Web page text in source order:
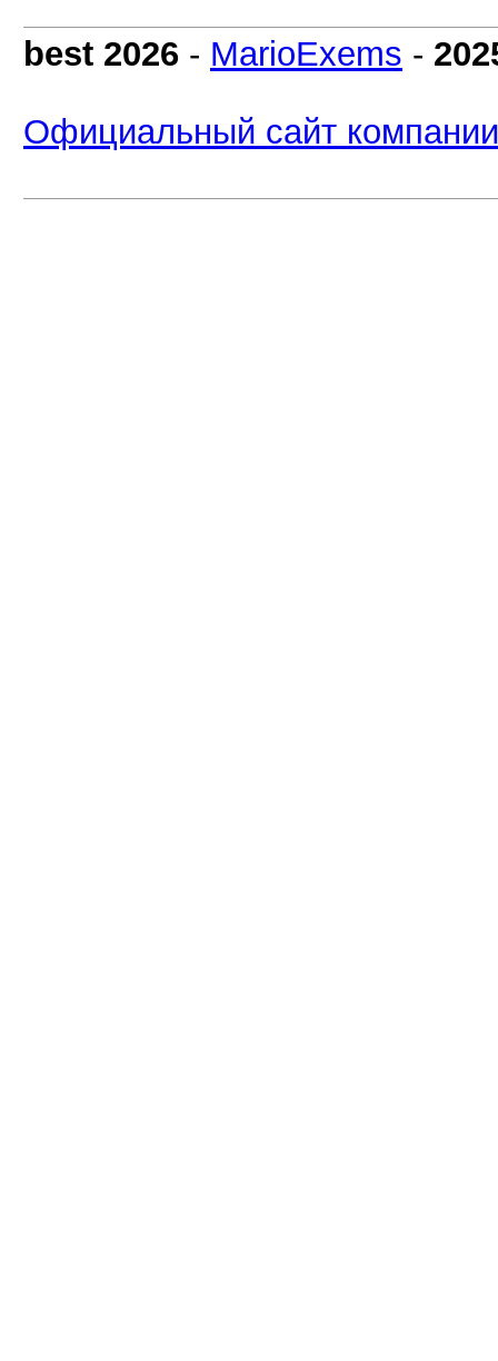
best 2026 - MarioExems -
Официальный сайт компании